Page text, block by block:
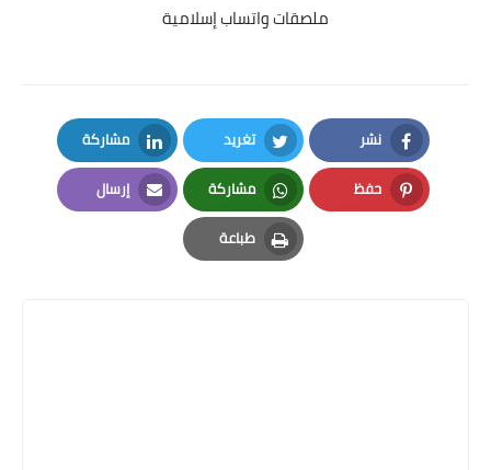
ملصقات واتساب إسلامية
نشر
Facebook
تغريد
Twitter
مشاركة
LinkedIn
حفظ
Pinterest
مشاركة
Whatsapp
إرسال
Email
طباعة
Print